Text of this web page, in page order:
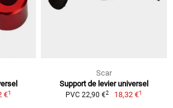
€1
Scar
Support de levier universel
PVC 22,90 €2 18,32 €1